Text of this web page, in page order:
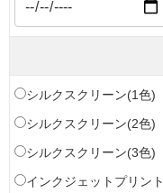
シルクスクリーン(1色)
シルクスクリーン(2色)
シルクスクリーン(3色)
インクジェットプリント